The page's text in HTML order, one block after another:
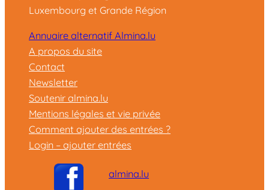
Luxembourg et Grande Région
Annuaire alternatif Almina.lu
A propos du site
Contact
Newsletter
Soutenir almina.lu
Mentions légales et vie privée
Comment ajouter des entrées ?
Login – ajouter entrées
almina.lu